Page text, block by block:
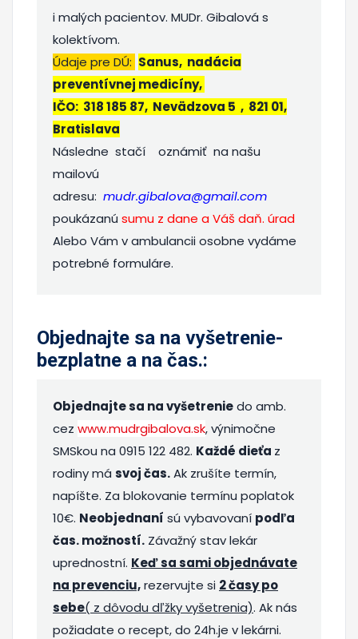
i malých pacientov. MUDr. Gibalová s
kolektívom.
Údaje pre DÚ: Sanus, nadácia
preventívnej medicíny,
IČO: 318 185 87, Nevädzova 5 , 821 01,
Bratislava
Následne stačí oznámiť na našu
mailovú
adresu: mudr.gibalova@gmail.com
poukázanú sumu z dane a Váš daň. úrad
Alebo Vám v ambulancii osobne vydáme
potrebné formuláre.
Objednajte sa na vyšetrenie-
bezplatne a na čas.:
Objednajte sa na vyšetreniedo amb.
cez www.mudrgibalova.sk, výnimočne
SMSkou na 0915 122 482. Každé dieťa z
rodiny má svoj čas.Ak zrušíte termín,
napíšte. Za blokovanie termínu poplatok
10€. Neobjednaní sú vybavovaní podľa
čas. možností. Závažný stav lekár
uprednostní. Keď sa sami objednávate
na prevenciu,rezervujte si 2 časy po
sebe( z dôvodu dľžky vyšetrenia). Ak nás
požiadate o recept, do 24h.je v lekárni.